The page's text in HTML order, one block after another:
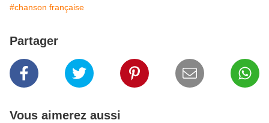
#chanson française
Partager
Vous aimerez aussi